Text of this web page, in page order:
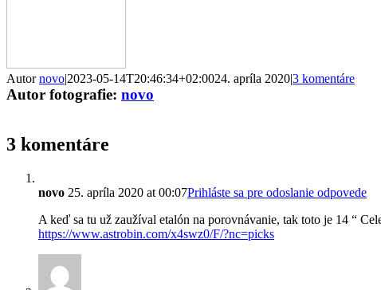
Autornovo|2023-05-14T20:46:34+02:0024. apríla 2020|3 komentáre
Autor fotografie: novo
3 komentáre
novo 25. apríla 2020 at 00:07Prihláste sa pre odoslanie odpovede
A keď sa tu už zaužíval etalón na porovnávanie, tak toto je 14 “
https://www.astrobin.com/x4swz0/F/?nc=picks